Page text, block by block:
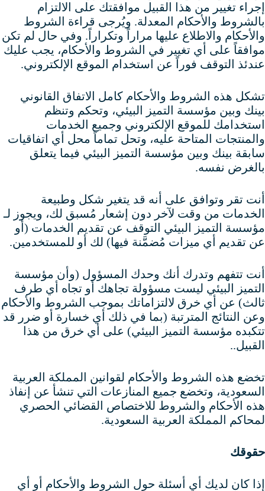
إجراء تغيير من هذا القبيل موافقتك على الالتزام
بالشروط والأحكام المعدلة. ويُرجى قراءة الشروط
والأحكام والاطلاع عليها مراراً وتكراراً. وفي حال لم تكن
موافقاً على أي تغيير في الشروط والأحكام، يجب عليك
عندئذ التوقف فوراً عن استخدام الموقع الإلكتروني.
تشكل هذه الشروط والأحكام كامل الاتفاق القانوني
بينك وبين مؤسسة التميز البيئي، وتحكم وتنظم
استخدامك للموقع الإلكتروني وجميع الخدمات
والمنتجات المتاحة عليه، وتحل تماماً محل أي اتفاقيات
سابقة بينك وبين مؤسسة التميز البيئي فيما يتعلق
بالغرض نفسه.
أنت تقر وتوافق على أنه قد يتغير شكل وطبيعة
الخدمات من وقت لآخر دون إشعار مُسبق لك، ويجوز لـ
مؤسسة التميز البيئي التوقف عن تقديم الخدمات (أو
عن تقديم أي ميزات مُضمَّنة فيها) لك أو للمستخدمين.
أنت تتفهم وتدرك أنك وحدك المسؤول (وأن مؤسسة
التميز البيئي ليست مسؤولة تجاهك أو تجاه أي طرف
ثالث) عن أي خرق لالتزاماتك بموجب الشروط والأحكام
وعن النتائج المترتبة (بما في ذلك أي خسارة أو ضرر قد
تتكبده مؤسسة التميز البيئي) على أي خرق من هذا
القبيل..
تخضع هذه الشروط والأحكام لقوانين المملكة العربية
السعودية، وتخضع جميع المنازعات التي تنشأ عن إنفاذ
هذه الأحكام والشروط للاختصاص القضائي الحصري
لمحاكم المملكة العربية السعودية.
حقوقك
إذا كان لديك أي أسئلة حول الشروط والأحكام أو أي